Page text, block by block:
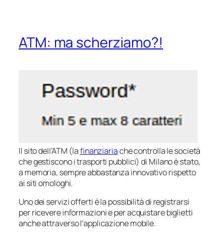
ATM: ma scherziamo?!
Il sito dell’ATM (lafinanziariache controlla le società
che gestiscono i trasporti pubblici) di Milano è stato,
a memoria, sempre abbastanza innovativo rispetto
ai siti omologhi.
Uno dei servizi offerti è la possibilità di registrarsi
per ricevere informazioni e per acquistare biglietti
anche attraverso l’applicazione mobile.